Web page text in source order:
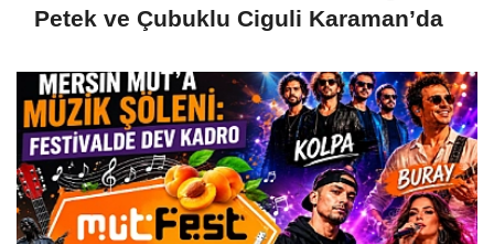
Petek ve Çubuklu Ciguli Karaman’da